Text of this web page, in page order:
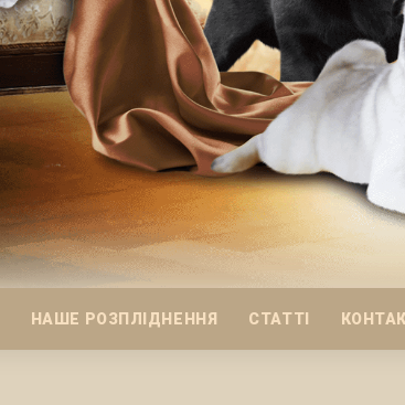
НАШЕ РОЗПЛІДНЕННЯ СТАТТІ